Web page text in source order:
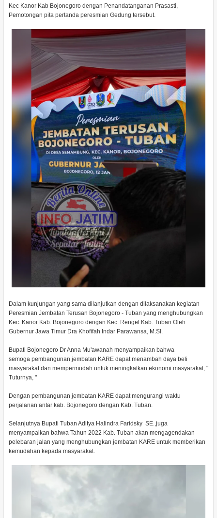
Kec Kanor Kab Bojonegoro dengan Penandatanganan Prasasti,
Pemotongan pita pertanda peresmian Gedung tersebut.
Dalam kunjungan yang sama dilanjutkan dengan dilaksanakan kegiatan
Peresmian Jembatan Terusan Bojonegoro - Tuban yang menghubungkan
Kec. Kanor Kab. Bojonegoro dengan Kec. Rengel Kab. Tuban Oleh
Gubernur Jawa Timur Dra Khofifah Indar Parawansa, M.SI.
Bupati Bojonegoro Dr Anna Mu'awanah menyampaikan bahwa
semoga pembangunan jembatan KARE dapat menambah daya beli
masyarakat dan mempermudah untuk meningkatkan ekonomi masyarakat, "
Tuturnya, "
Dengan pembangunan jembatan KARE dapat mengurangi waktu
perjalanan antar kab. Bojonegoro dengan Kab. Tuban.
Selanjutnya Bupati Tuban Aditya Halindra Faridsky SE.,juga
menyampaikan bahwa Tahun 2022 Kab. Tuban akan mengagendakan
pelebaran jalan yang menghubungkan jembatan KARE untuk memberikan
kemudahan kepada masyarakat.